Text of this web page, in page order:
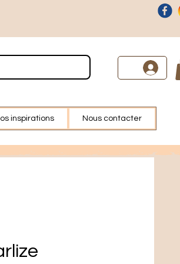
inspirations Nous contacter